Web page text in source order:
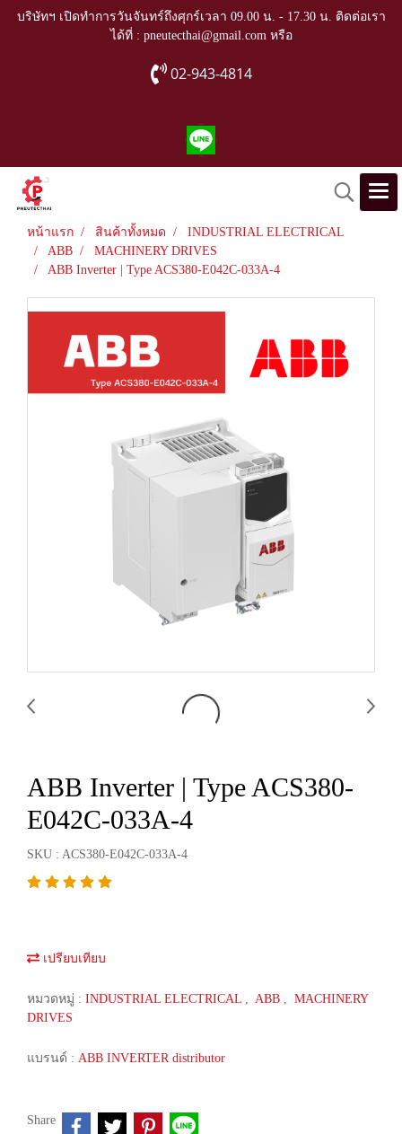
บริษัทฯ เปิดทำการวันจันทร์ถึงศุกร์เวลา 09.00 น. - 17.30 น. ติดต่อเรา
ได้ที่ : pneutecthai@gmail.com หรือ
02-943-4814
หน้าแรก สินค้าทั้งหมด
INDUSTRIAL ELECTRICAL
ABB
MACHINERY DRIVES
ABB Inverter | Type ACS380-E042C-033A-4
ABB Inverter | Type ACS380-
E042C-033A-4
SKU : ACS380-E042C-033A-4
เปรียบเทียบ
หมวดหมู่ : INDUSTRIAL ELECTRICAL , ABB , MACHINERY
DRIVES
แบรนด์ : ABB INVERTER distributor
Share